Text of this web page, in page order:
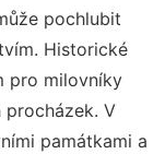
pochlubit
Historické
pro milovníky
V
památkami a